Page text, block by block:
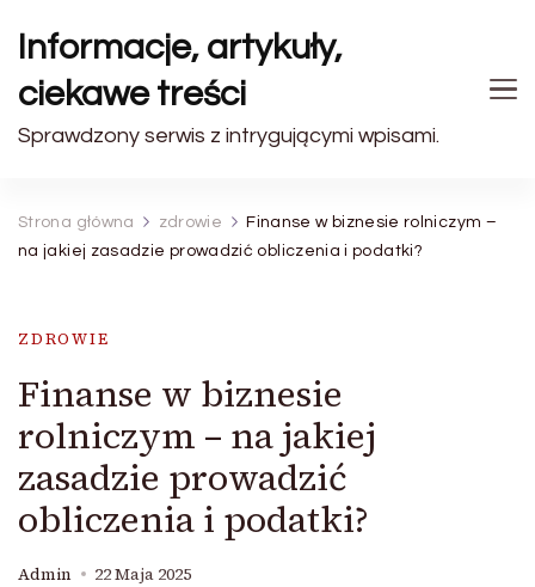
Informacje, artykuły,
ciekawe treści
Sprawdzony serwis z intrygującymi wpisami.
Strona główna zdrowie
Finanse w biznesie rolniczym –
na jakiej zasadzie prowadzić obliczenia i podatki?
ZDROWIE
Finanse w biznesie
rolniczym – na jakiej
zasadzie prowadzić
obliczenia i podatki?
Admin 22 Maja 2025